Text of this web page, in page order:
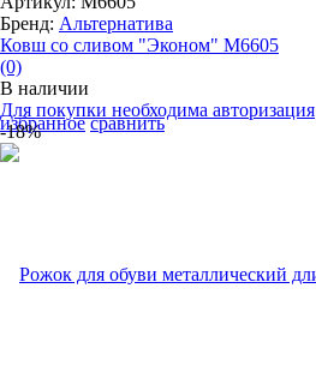
избранное сравнить
Бренд: Альтернатива
Ковш со сливом "Эконом" М6605
(0)
В наличии
Для покупки необходима авторизация
-18%